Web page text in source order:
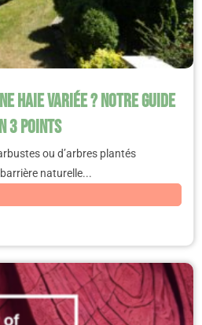
haie variée ? Notre guide
3 points
ou d’arbres plantés
naturelle...